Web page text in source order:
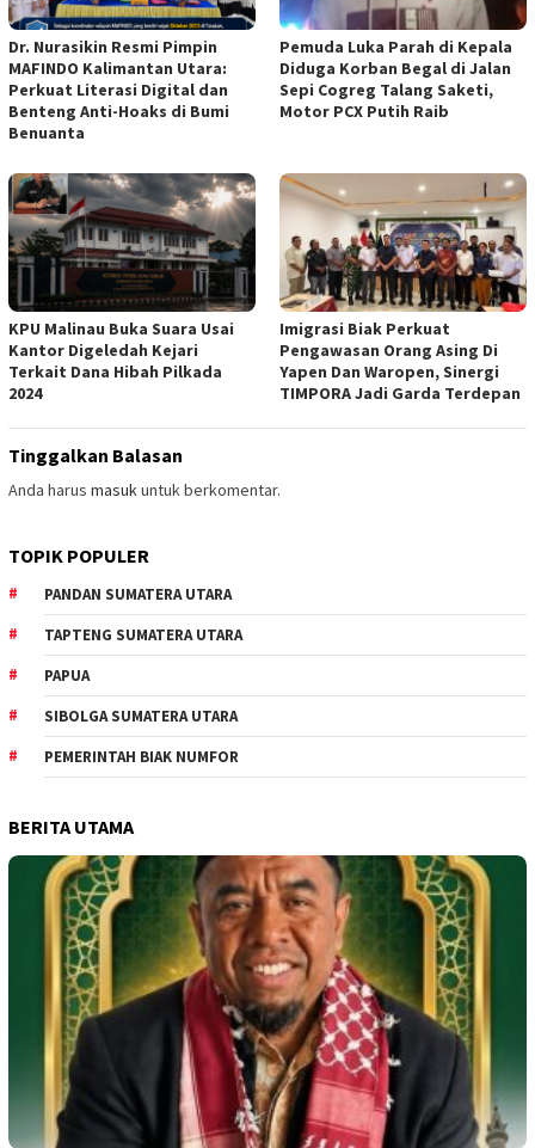
Dr. Nurasikin Resmi Pimpin
MAFINDO Kalimantan Utara:
Perkuat Literasi Digital dan
Benteng Anti-Hoaks di Bumi
Benuanta
Pemuda Luka Parah di Kepala
Diduga Korban Begal di Jalan
Sepi Cogreg Talang Saketi,
Motor PCX Putih Raib
KPU Malinau Buka Suara Usai
Kantor Digeledah Kejari
Terkait Dana Hibah Pilkada
2024
Imigrasi Biak Perkuat
Pengawasan Orang Asing Di
Yapen Dan Waropen, Sinergi
TIMPORA Jadi Garda Terdepan
Tinggalkan Balasan
Anda harus masukuntuk berkomentar.
TOPIK POPULER
PANDAN SUMATERA UTARA
TAPTENG SUMATERA UTARA
PAPUA
SIBOLGA SUMATERA UTARA
PEMERINTAH BIAK NUMFOR
BERITA UTAMA